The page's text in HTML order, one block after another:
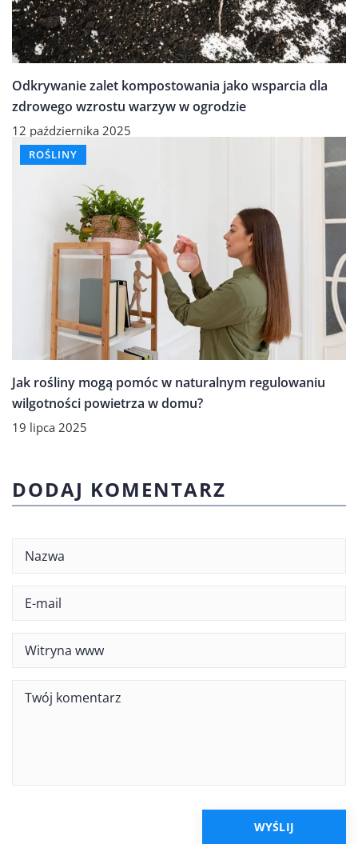
Odkrywanie zalet kompostowania jako wsparcia dla
zdrowego wzrostu warzyw w ogrodzie
12 października 2025
ROŚLINY
Jak rośliny mogą pomóc w naturalnym regulowaniu
wilgotności powietrza w domu?
19 lipca 2025
DODAJ KOMENTARZ